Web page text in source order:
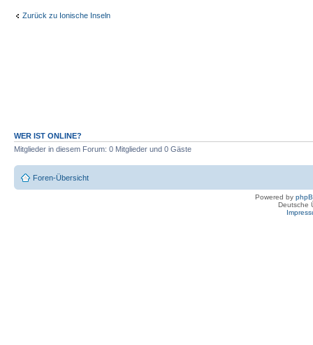
Zurück zu Ionische Inseln
WER IST ONLINE?
Mitglieder in diesem Forum: 0 Mitglieder und 0 Gäste
Foren-Übersicht
Powered by
Deutsche